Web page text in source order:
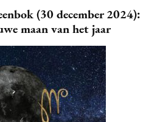
(30 december 2024):
maan van het jaar